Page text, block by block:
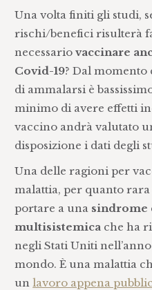
Una volta finiti gli studi,
rischi/benefici risulterà
necessariovaccinare
Covid-19? Dal
di ammalarsi è
minimo di avere effetti
vaccino andrà valutato
disposizione i dati degli
Una delle ragioni per
malattia, per quanto rara
portare a una sindrome
multisistemica che ha
negli Stati Uniti
mondo. È una malattia
unlavoro appena